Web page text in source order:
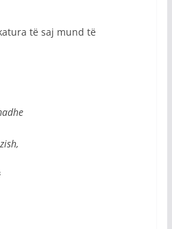
të saj mund të